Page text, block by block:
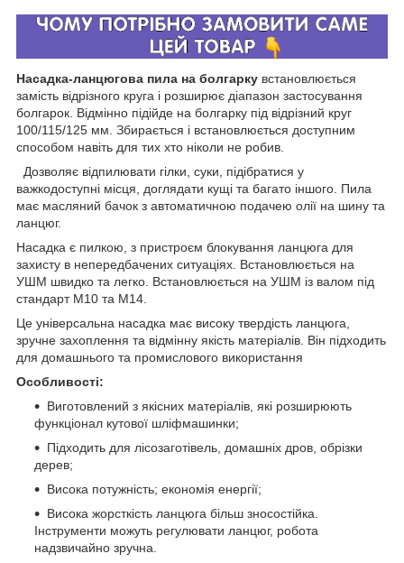
Насадка-ланцюгова пила на болгарку встановлюється
замість відрізного круга і розширює діапазон застосування
болгарок. Відмінно підійде на болгарку під відрізний круг
100/115/125 мм. Збирається і встановлюється доступним
способом навіть для тих хто ніколи не робив.
Дозволяє відпилювати гілки, суки, підібратися у
важкодоступні місця, доглядати кущі та багато іншого. Пила
має масляний бачок з автоматичною подачею олії на шину та
ланцюг.
Насадка є пилкою, з пристроєм блокування ланцюга для
захисту в непередбачених ситуаціях. Встановлюється на
УШМ швидко та легко. Встановлюється на УШМ із валом під
стандарт М10 та M14.
Це універсальна насадка має високу твердість ланцюга,
зручне захоплення та відмінну якість матеріалів. Він підходить
для домашнього та промислового використання
Особливості:
Виготовлений з якісних матеріалів, які розширюють
функціонал кутової шліфмашинки;
Підходить для лісозаготівель, домашніх дров, обрізки
дерев;
Висока потужність; економія енергії;
Висока жорсткість ланцюга більш зносостійка.
Інструменти можуть регулювати ланцюг, робота
надзвичайно зручна.